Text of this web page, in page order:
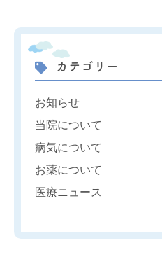
カテゴリー
お知らせ
当院について
病気について
お薬について
医療ニュース